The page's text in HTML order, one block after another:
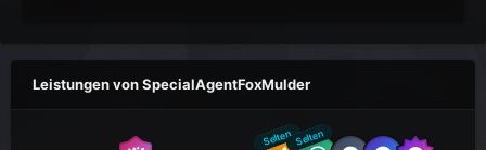
Leistungen von SpecialAgentFoxMulder
SeltenSelten